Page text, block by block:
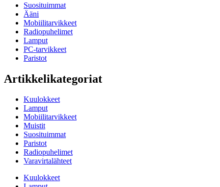
Suosituimmat
Ääni
Mobiilitarvikkeet
Radiopuhelimet
Lamput
PC-tarvikkeet
Paristot
Artikkelikategoriat
Kuulokkeet
Lamput
Mobiilitarvikkeet
Muistit
Suosituimmat
Paristot
Radiopuhelimet
Varavirtalähteet
Kuulokkeet